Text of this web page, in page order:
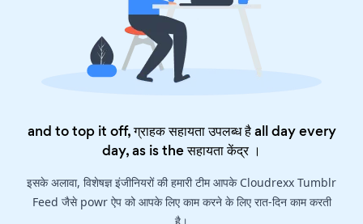
and to top it off, ग्राहक सहायता उपलब्ध है all day every
day, as is theसहायता केंद्र।
इसके अलावा, विशेषज्ञ इंजीनियरों की हमारी टीम आपके Cloudrexx Tumblr
Feed जैसे powr ऐप को आपके लिए काम करने के लिए रात-दिन काम करती